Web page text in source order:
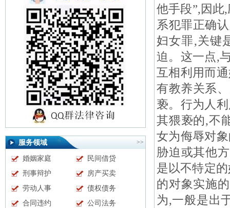
服务领域 >>
婚姻家庭
民间借贷
刑事辩护
房产买卖
劳动人事
债权债务
合同违约
公司法务
他手段”,因此
系犯罪正确
妇女罪,关键
迫。这一点,
互相利用而
有教养关系
亵。行为人
其猥亵的,不
女为侮辱对
胁迫或其他
是以不特定
的对象实施
为,一般是出